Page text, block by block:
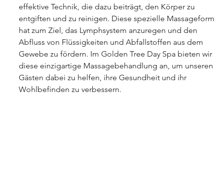
effektive Technik, die dazu beiträgt, den Körper zu
entgiften und zu reinigen. Diese spezielle Massageform
hat zum Ziel, das Lymphsystem anzuregen und den
Abfluss von Flüssigkeiten und Abfallstoffen aus dem
Gewebe zu fördern. Im Golden Tree Day Spa bieten wir
diese einzigartige Massagebehandlung an, um unseren
Gästen dabei zu helfen, ihre Gesundheit und ihr
Wohlbefinden zu verbessern.